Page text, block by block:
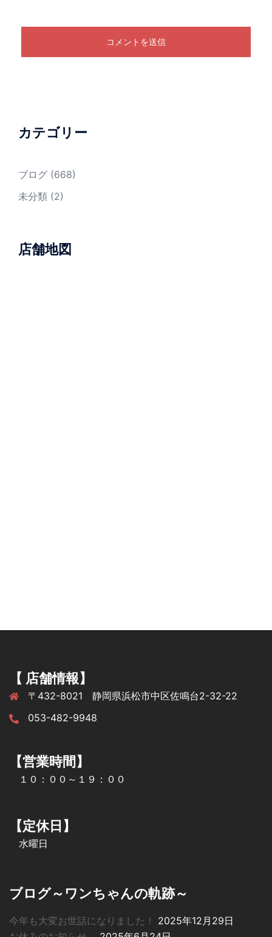
カテゴリー
ブログ (668)
未分類 (2)
店舗地図
【 店舗情報】
〒432-8021 静岡県浜松市中区佐鳴台2-32-22
053-482-9948
【営業時間】
１０：００～１９：００
【定休日】
水曜日
ブログ～ワンちゃんの軌跡～
今年も大変お世話になりました！
2025年12月29日